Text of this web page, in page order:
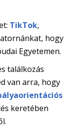
TikTok,
hogy
Egyetemen.
találkozás
van arra, hogy
keretében